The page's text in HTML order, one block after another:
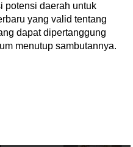
potensi daerah untuk
yang valid tentang
dapat dipertanggung
menutup sambutannya.